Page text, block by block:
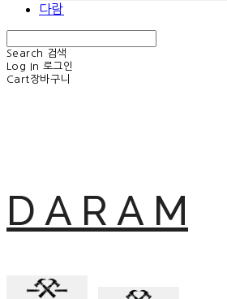
다람
Search
검색
Log In
로그인
Cart장바구니
D A R A M